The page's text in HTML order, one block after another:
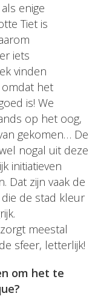
enige
Tiet is
iets
vinden
het
is! We
op het oog,
gekomen… De
nogal uit deze
initiatieven
Dat zijn vaak de
de stad kleur
meestal
sfeer, letterlijk!
om het te